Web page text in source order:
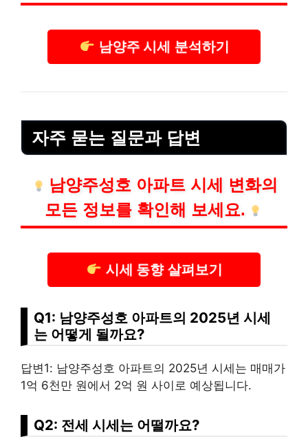
남양주 시세 분석하기
자주 묻는 질문과 답변
남양주성호 아파트 시세 변화의
모든 정보를 확인해 보세요.
시세 동향 살펴보기
Q1: 남양주성호 아파트의 2025년 시세
는 어떻게 될까요?
답변1: 남양주성호 아파트의 2025년 시세는 매매가
1억 6천만 원에서 2억 원 사이로 예상됩니다.
Q2: 전세 시세는 어떨까요?